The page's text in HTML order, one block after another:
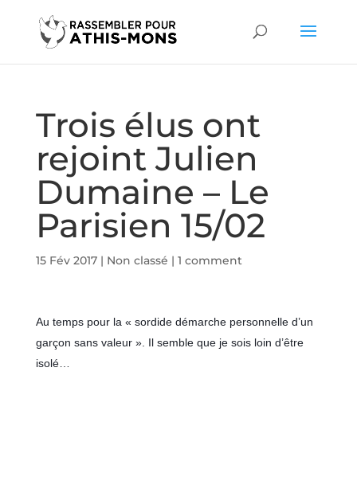
Trois élus ont
rejoint Julien
Dumaine – Le
Parisien 15/02
15 Fév 2017| Non classé | 1 comment
Au temps pour la « sordide démarche personnelle d’un
garçon sans valeur ». Il semble que je sois loin d’être
isolé…